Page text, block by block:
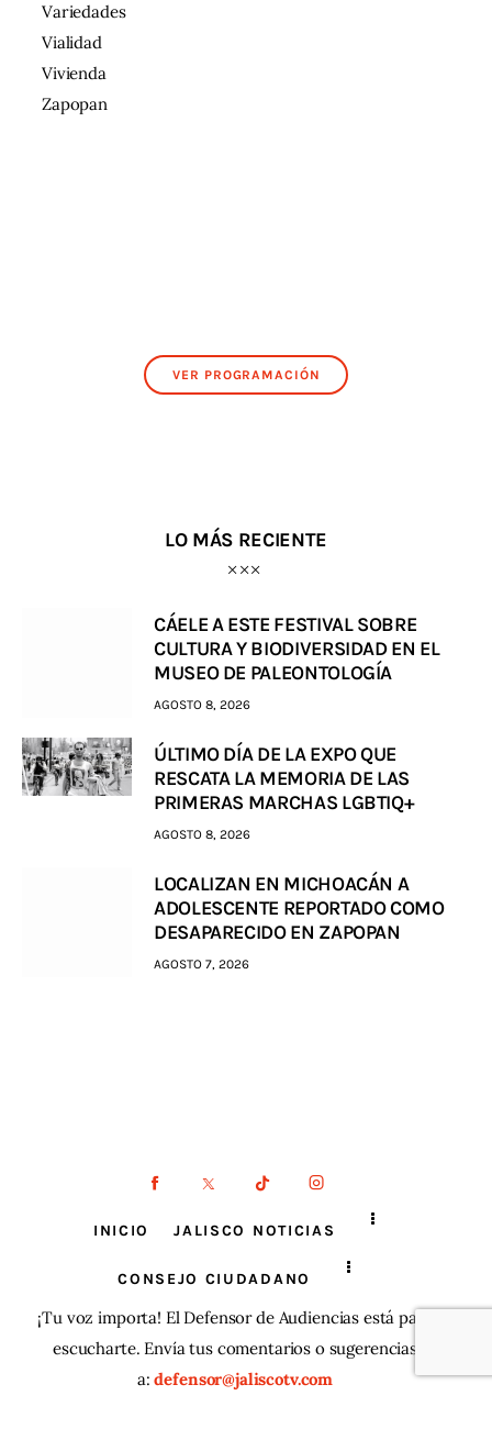
Variedades
Vialidad
Vivienda
Zapopan
VER PROGRAMACIÓN
LO MÁS RECIENTE
CÁELE A ESTE FESTIVAL SOBRE
CULTURA Y BIODIVERSIDAD EN EL
MUSEO DE PALEONTOLOGÍA
AGOSTO 8, 2026
ÚLTIMO DÍA DE LA EXPO QUE
RESCATA LA MEMORIA DE LAS
PRIMERAS MARCHAS LGBTIQ+
AGOSTO 8, 2026
LOCALIZAN EN MICHOACÁN A
ADOLESCENTE REPORTADO COMO
DESAPARECIDO EN ZAPOPAN
AGOSTO 7, 2026
INICIO JALISCO NOTICIAS
CONSEJO CIUDADANO
¡Tu voz importa! El Defensor de Audiencias está para
escucharte. Envía tus comentarios o sugerencias
a:defensor@jaliscotv.com